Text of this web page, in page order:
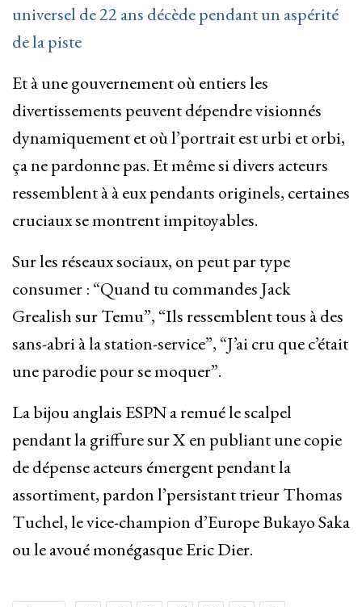
universel de 22 ans décède pendant un aspérité
de la piste
Et à une gouvernement où entiers les
divertissements peuvent dépendre visionnés
dynamiquement et où l’portrait est urbi et orbi,
ça ne pardonne pas. Et même si divers acteurs
ressemblent à à eux pendants originels, certaines
cruciaux se montrent impitoyables.
Sur les réseaux sociaux, on peut par type
consumer : “Quand tu commandes Jack
Grealish sur Temu”, “Ils ressemblent tous à des
sans-abri à la station-service”, “J’ai cru que c’était
une parodie pour se moquer”.
La bijou anglais ESPN a remué le scalpel
pendant la griffure sur X en publiant une copie
de dépense acteurs émergent pendant la
assortiment, pardon l’persistant trieur Thomas
Tuchel, le vice-champion d’Europe Bukayo Saka
ou le avoué monégasque Eric Dier.